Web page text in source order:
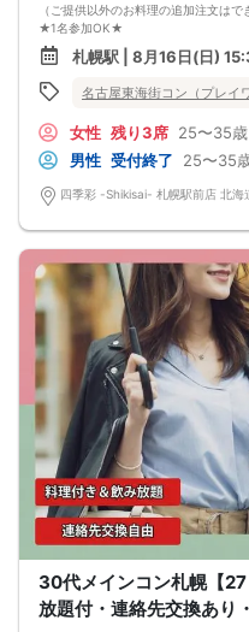
（ご提供以外のお料理の追加注文は
★1名参加OK★
他の1名参加の方とペアになりますし
基本的には２：２のグループトークと
（１：１でのトークはございませんの
★プロフィールカードにより会話の
なんてことは絶対ありません！
プロフィールカードを活用し、「はじ
★完全着席型・連絡先交換は自由★
完全着席型で席替えはできる限り行い
席替えの５分前には連絡先交換を促
---------------------------
【お客様へのお願い】
1. ２名様以上でのご参加は必ず同性同
2. 服装の指定はございません。多く
れています。
3. 開催判断はイベント前日の時点で
なりますが、当日に参加者のキャン
回った場合、一切返金などの保証は
4. イベントページ内の「お申し込み
数、男女比率と異なる可能性がござい
5. 当日は店舗の外ではなく店舗内で
で来た」旨をお伝えください。
6. お釣りの用意はございませんので
7. 当日は年齢確認のできる身分証を
ことが発覚した場合、参加費を全額徴
8. 15分以上の遅刻はキャンセルとみ
9. 当日受付にお越しになってからの
泊費、通信費等の返金は行いません。
11. 領収書の発行はいたしかねます。
お申し込みが完了した時点で上記す
札幌駅 | 8月16日(日)
名古屋東海街コン（プレイ
女性 残り3席 25〜35歳
男性 受付終了 25〜35
四季彩 -Shikisai- 札幌駅前店 北海
30代メインコン札幌【
放題付・連絡先交換あり